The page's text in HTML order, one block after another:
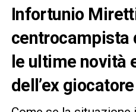
Infortunio
centrocampista
le ultime novità
dell’ex